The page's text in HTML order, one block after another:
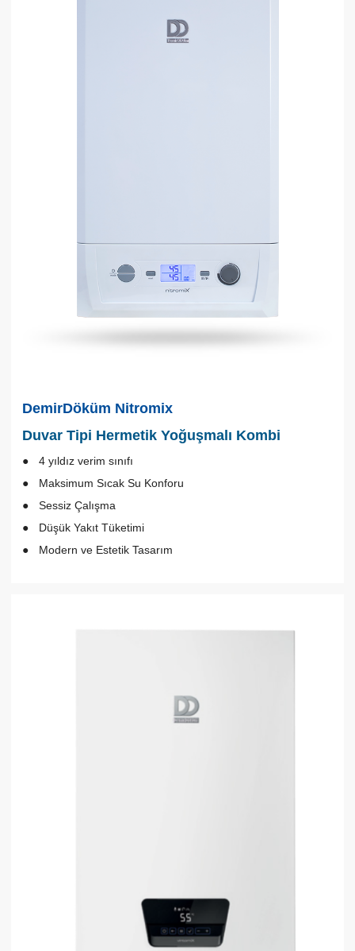
DemirDöküm Nitromix
Duvar Tipi Hermetik Yoğuşmalı Kombi
4 yıldız verim sınıfı
Maksimum Sıcak Su Konforu
Sessiz Çalışma
Düşük Yakıt Tüketimi
Modern ve Estetik Tasarım